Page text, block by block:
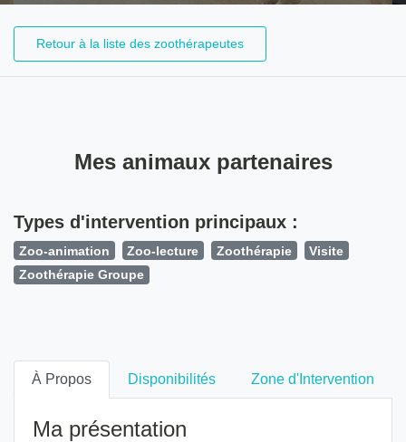
Retour à la liste des zoothérapeutes
Mes animaux partenaires
Types d'intervention principaux :
Zoo-animation Zoo-lecture Zoothérapie
Visite
Zoothérapie Groupe
À Propos Disponibilités Zone d'Intervention
Ma présentation